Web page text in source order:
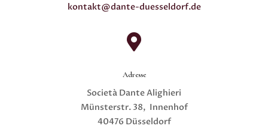
kontakt@dante-duesseldorf.de

Adresse
Società Dante Alighieri
Münsterstr. 38, Innenhof
40476 Düsseldorf